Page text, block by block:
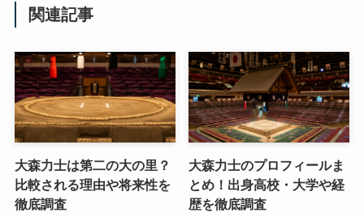
関連記事
大森力士は第二の大の里？
比較される理由や将来性を
徹底調査
大森力士のプロフィールま
とめ！出身高校・大学や経
歴を徹底調査